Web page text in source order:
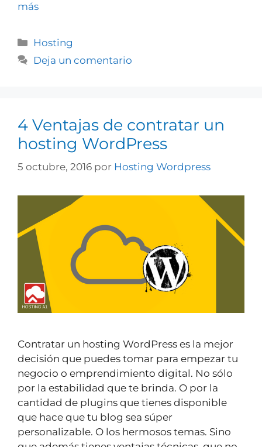
más
Hosting
Deja un comentario
4 Ventajas de contratar un
hosting WordPress
5 octubre, 2016 por Hosting Wordpress
Contratar un hosting WordPress es la mejor
decisión que puedes tomar para empezar tu
negocio o emprendimiento digital. No sólo
por la estabilidad que te brinda. O por la
cantidad de plugins que tienes disponible
que hace que tu blog sea súper
personalizable. O los hermosos temas. Sino